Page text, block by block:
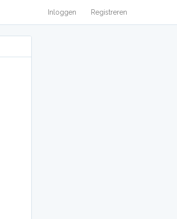
Inloggen Registreren